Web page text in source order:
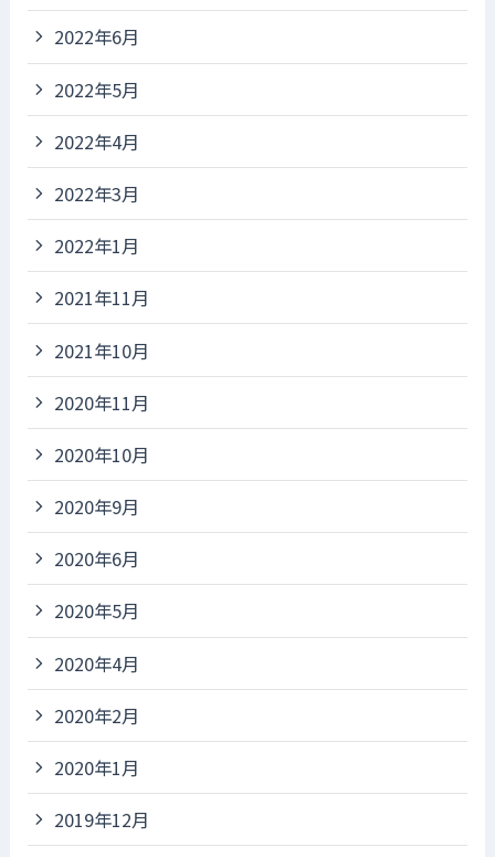
2022年6月
2022年5月
2022年4月
2022年3月
2022年1月
2021年11月
2021年10月
2020年11月
2020年10月
2020年9月
2020年6月
2020年5月
2020年4月
2020年2月
2020年1月
2019年12月